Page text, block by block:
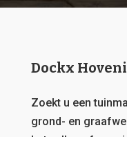
Dockx
Zoekt u een
grond- en
het vellen of